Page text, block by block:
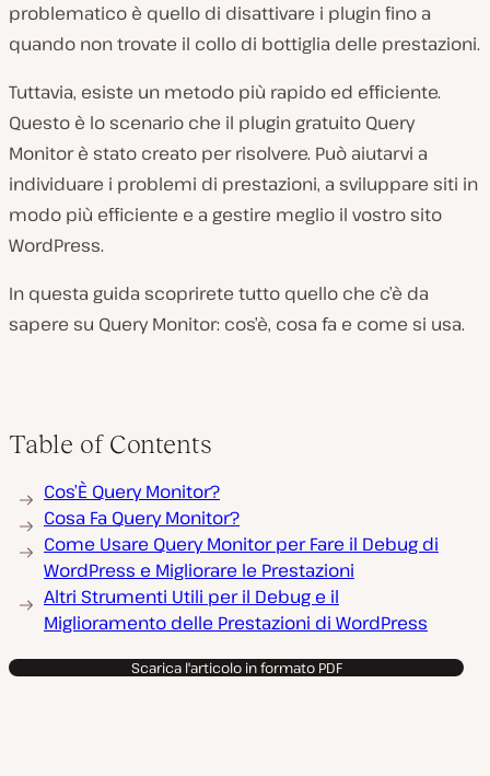
problematico è quello di disattivare i plugin fino a
quando non trovate il collo di bottiglia delle prestazioni.
Tuttavia, esiste un metodo più rapido ed efficiente.
Questo è lo scenario che il plugin gratuito Query
Monitor è stato creato per risolvere. Può aiutarvi a
individuare i problemi di prestazioni, a sviluppare siti in
modo più efficiente e a gestire meglio il vostro sito
WordPress.
In questa guida scoprirete tutto quello che c’è da
sapere su Query Monitor: cos’è, cosa fa e come si usa.
Table of Contents
Cos’È Query Monitor?
Cosa Fa Query Monitor?
Come Usare Query Monitor per Fare il Debug di
WordPress e Migliorare le Prestazioni
Altri Strumenti Utili per il Debug e il
Miglioramento delle Prestazioni di WordPress
Scarica l'articolo in formato PDF